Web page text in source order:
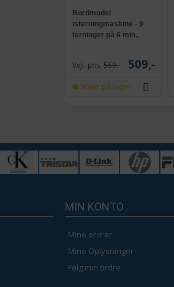
Bordmodel
isterningmaskine - 9
terninger på 6 min.,
Vejl. pris 569,- 509,-
Snart på lager
MIN KONTO
Mine ordrer
Mine Oplysninger
Følg min ordre